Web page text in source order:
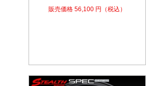
販売価格 56,100 円（税込）